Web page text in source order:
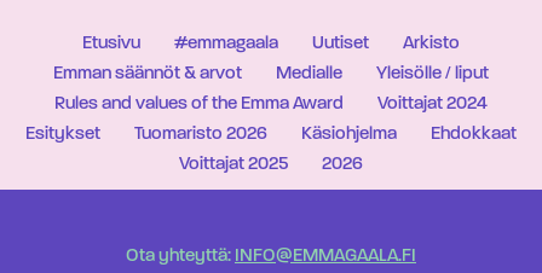
Etusivu #emmagaala Uutiset
Arkisto
Emman säännöt & arvot
Medialle
Yleisölle / liput
Rules and values of the Emma Award
Voittajat 2024
Esitykset
Tuomaristo 2026 Käsiohjelma
Ehdokkaat
Voittajat 2025
2026
Ota yhteyttä: INFO@EMMAGAALA.FI